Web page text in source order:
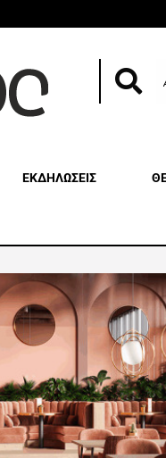
ΕΚΔΗΛΩΣΕΙΣ